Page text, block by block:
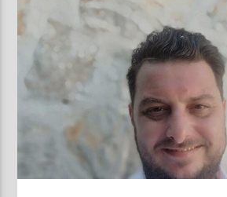
Current track
ΣΚΑΛΟΠΑΤΙ ΣΚΑΛΟΠΑΤΙ
ΧΑΡΟΥΛΑ ΛΑΜΠΡΑΚΗ